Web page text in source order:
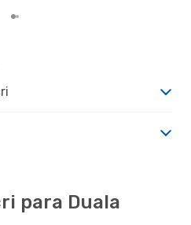
para Duala